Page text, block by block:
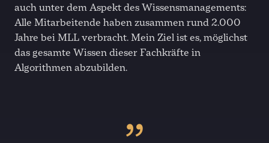
auch unter dem Aspekt des Wissensmanagements:
Alle Mitarbeitende haben zusammen rund 2.000
Jahre bei MLL verbracht. Mein Ziel ist es, möglichst
das gesamte Wissen dieser Fachkräfte in
Algorithmen abzubilden.